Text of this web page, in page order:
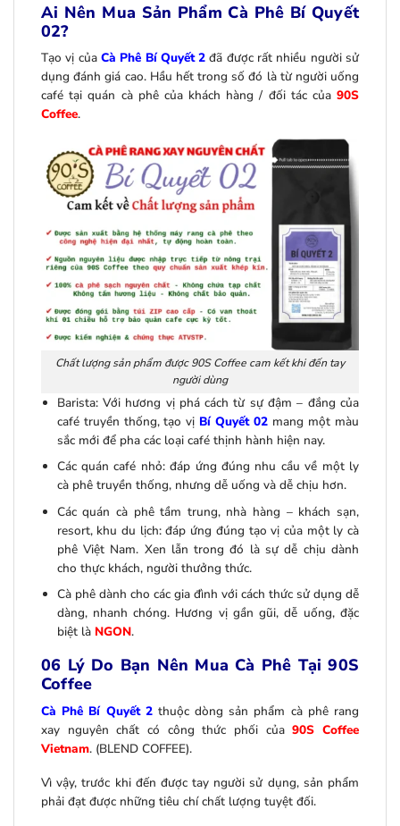
Ai Nên Mua Sản Phẩm Cà Phê Bí Quyết
02?
Tạo vị của Cà Phê Bí Quyết 2 đã được rất nhiều người sử
dụng đánh giá cao. Hầu hết trong số đó là từ người uống
café tại quán cà phê của khách hàng / đối tác của 90S
Coffee.
Chất lượng sản phẩm được 90S Coffee cam kết khi đến tay
người dùng
Barista: Với hương vị phá cách từ sự đậm – đắng của
café truyền thống, tạo vị Bí Quyết 02 mang một màu
sắc mới để pha các loại café thịnh hành hiện nay.
Các quán café nhỏ: đáp ứng đúng nhu cầu về một ly
cà phê truyền thống, nhưng dễ uống và dễ chịu hơn.
Các quán cà phê tầm trung, nhà hàng – khách sạn,
resort, khu du lịch: đáp ứng đúng tạo vị của một ly cà
phê Việt Nam. Xen lẫn trong đó là sự dễ chịu dành
cho thực khách, người thưởng thức.
Cà phê dành cho các gia đình với cách thức sử dụng dễ
dàng, nhanh chóng. Hương vị gần gũi, dễ uống, đặc
biệt là NGON.
06 Lý Do Bạn Nên Mua Cà Phê Tại 90S
Coffee
Cà Phê Bí Quyết 2thuộc dòng sản phẩm cà phê rang
xay nguyên chất có công thức phối của90S Coffee
Vietnam. (BLEND COFFEE).
Vì vậy, trước khi đến được tay người sử dụng, sản phẩm
phải đạt được những tiêu chí chất lượng tuyệt đối.